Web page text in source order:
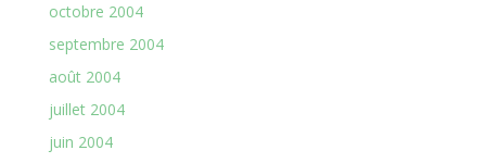
octobre 2004
septembre 2004
août 2004
juillet 2004
juin 2004